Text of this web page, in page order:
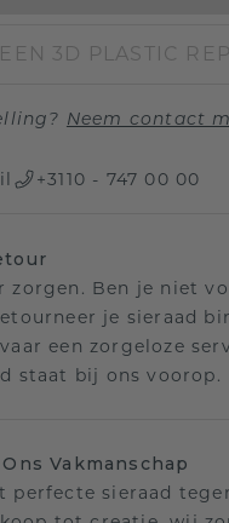
3D PLASTIC
Neem contact
+3110 - 747 00 00
zorgen. Ben je niet
je sieraad
een zorgeloze
staat bij ons voorop.
Vakmanschap
perfecte sieraad